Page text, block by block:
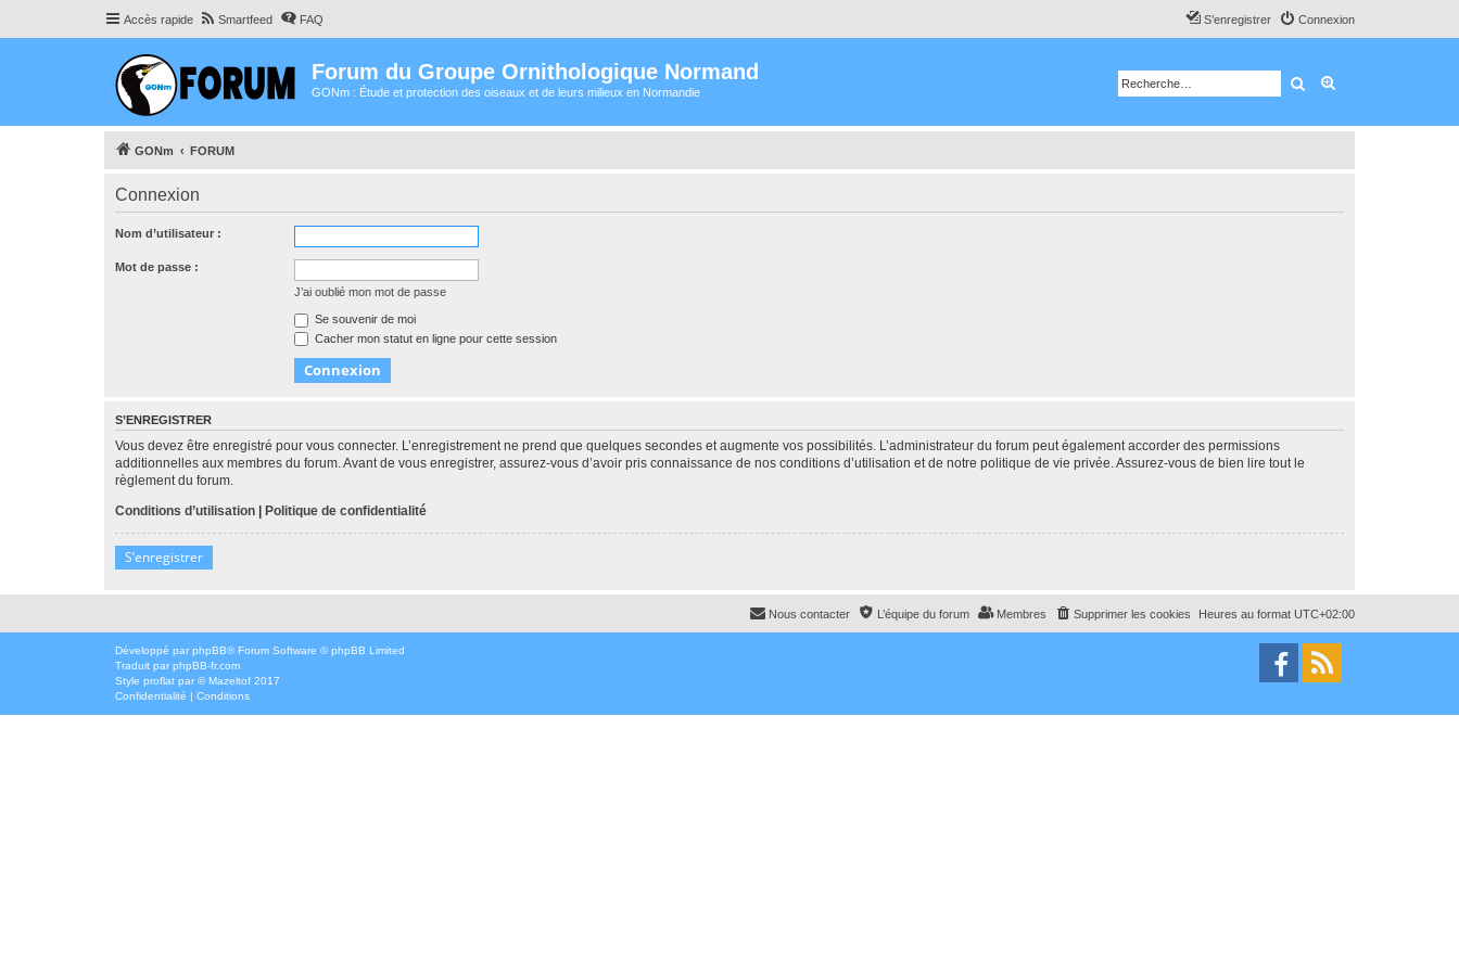
Accès rapide Smartfeed FAQ Connexion
S’enregistrer
Forum du Groupe Ornithologique Normand
GONm : Étude et protection des oiseaux et de leurs milieux en Normandie Rechercher
GONm FORUM
Connexion
Nom d’utilisateur :
Mot de passe :
J’ai oublié mon mot de passe
Se souvenir de moi
Cacher mon statut en ligne pour cette session
S’ENREGISTRER
Vous devez être enregistré pour vous connecter. L’enregistrement ne prend que quelques secondes et augmente vos possibilités. L’administrateur du forum peut également accorder des permissions
additionnelles aux membres du forum. Avant de vous enregistrer, assurez-vous d’avoir pris connaissance de nos conditions d’utilisation et de notre politique de vie privée. Assurez-vous de bien lire tout le
règlement du forum.
Conditions d’utilisation | Politique de confidentialité
S’enregistrer
Heures au format UTC+02:00
Supprimer les cookies
Membres
L’équipe du forum
Nous contacter
Développé par phpBB® Forum Software © phpBB Limited
Traduit par phpBB-fr.com
Style proflat par ©Mazeltof 2017
Confidentialité | Conditions